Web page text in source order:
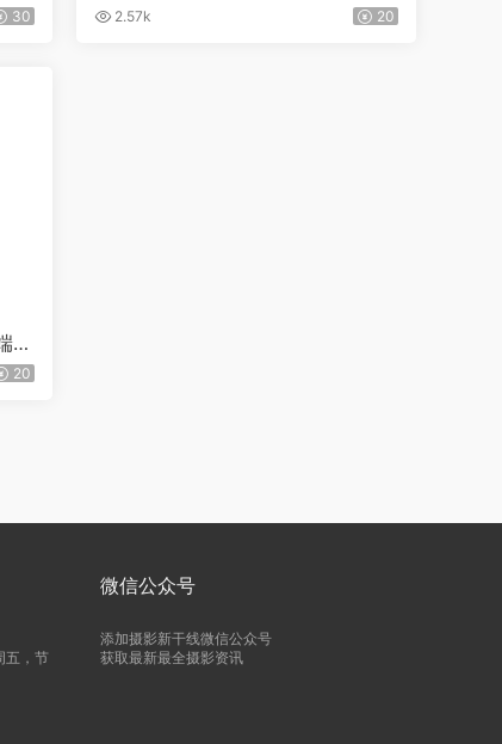
30
nhold复古人像预设-假期PS_LR预设
2.57k 20
签
20
五，节
微信公众号
添加摄影新干线微信公众号
获取最新最全摄影资讯